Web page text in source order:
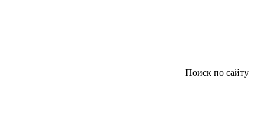
Поиск по сайту